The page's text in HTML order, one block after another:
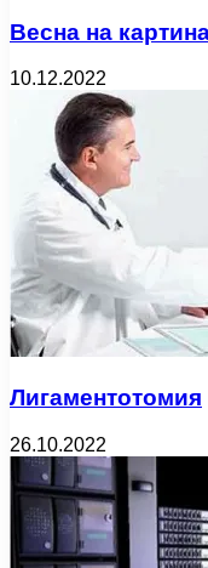
Весна на
10.12.2022
Лигаментотомия
26.10.2022